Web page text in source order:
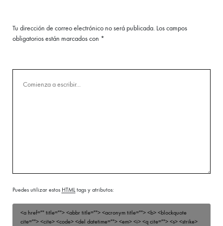
Tu dirección de correo electrónico no será publicada. Los campos
obligatorios están marcados con *
Puedes utilizar estos HTMLtags y atributos:
<a href="" title=""> <abbr title=""> <acronym title=""> <b> <blockquote
cite=""> <cite> <code> <del datetime=""> <em> <i> <q cite=""> <s> <strike>